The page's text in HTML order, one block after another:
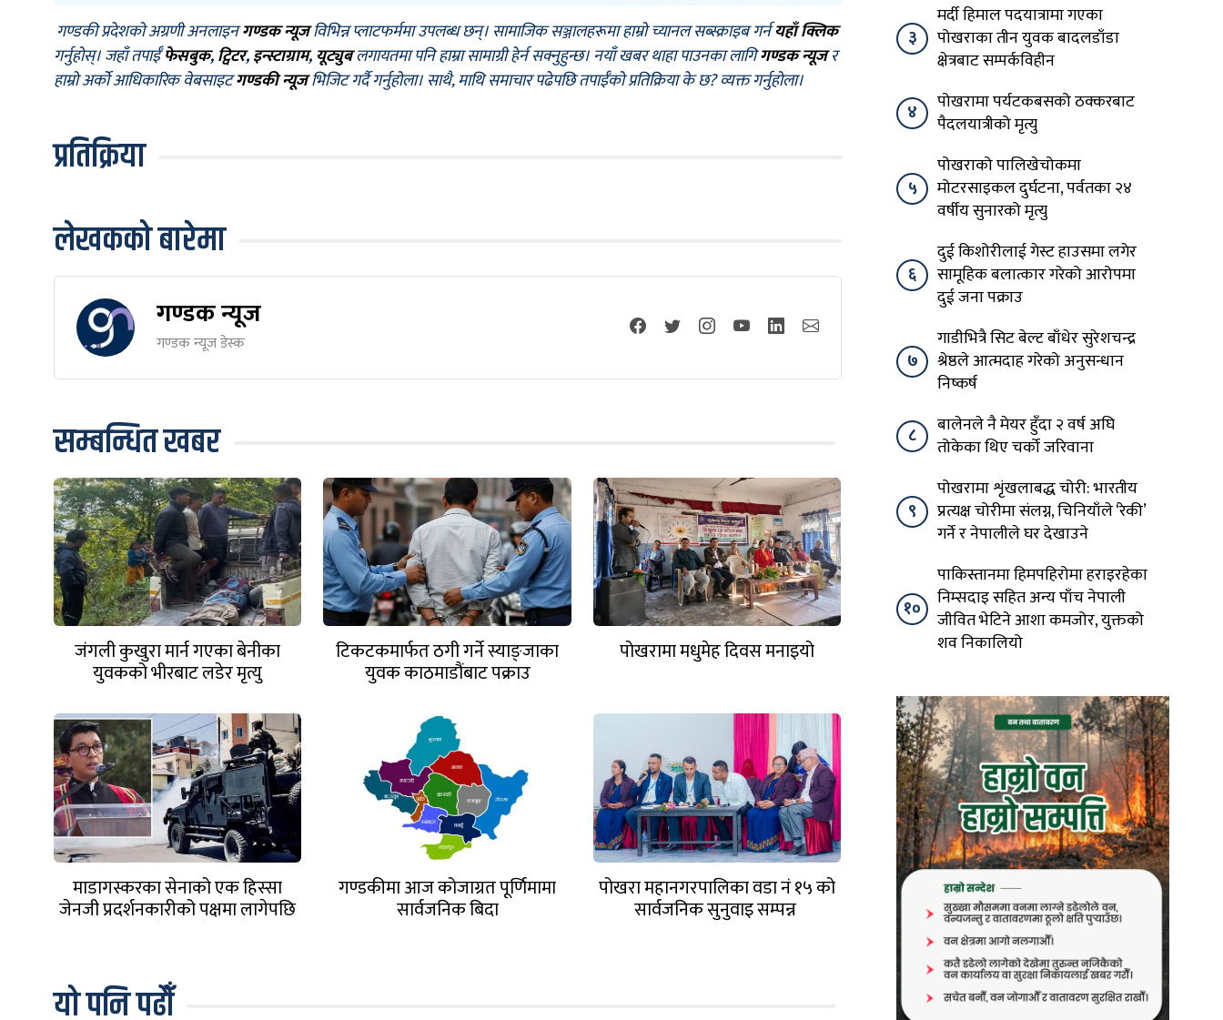
गण्डकी प्रदेशको अग्रणी अनलाइनगण्डक न्यूजविभिन्न प्लाटफर्ममा उपलब्ध छन्। सामाजिक सञ्जालहरूमा हाम्रो च्यानल सब्स्क्राइब गर्नयहाँ क्लिक
गर्नुहोस्। जहाँ तपाईँफेसबुक,ट्विटर,इन्स्टाग्राम, यूट्युबलगायतमा पनि हाम्रा सामाग्री हेर्न सक्नुहुन्छ। नयाँ खबर थाहा पाउनका लागिगण्डक न्यूजर
हाम्रो अर्को आधिकारिक वेबसाइटगण्डकी न्यूजभिजिट गर्दै गर्नुहोला। साथै, माथि समाचार पढेपछि तपाईँको प्रतिक्रिया के छ? व्यक्त गर्नुहोला।
प्रतिक्रिया
लेखकको बारेमा
गण्डक न्यूज
सम्बन्धित खबर
जंगली कुखुरा मार्न गएका बेनीका
युवकको भीरबाट लडेर मृत्यु
टिकटकमार्फत ठगी गर्ने स्याङ्जाका
युवक काठमाडौंबाट पक्राउ
पोखरामा मधुमेह दिवस मनाइयो
राष्ट्रपति देश छाडेर भागे
३
मर्दी हिमाल पदयात्रामा गएका
पोखराका तीन युवक बादलडाँडा
क्षेत्रबाट सम्पर्कविहीन
४
पोखरामा पर्यटकबसको ठक्करबाट
पैदलयात्रीको मृत्यु
५
पोखराको पालिखेचोकमा
मोटरसाइकल दुर्घटना, पर्वतका २४
वर्षीय सुनारको मृत्यु
६
दुई किशोरीलाई गेस्ट हाउसमा लगेर
सामूहिक बलात्कार गरेको आरोपमा
दुई जना पक्राउ
७
गाडीभित्रै सिट बेल्ट बाँधेर सुरेशचन्द्र
श्रेष्ठले आत्मदाह गरेको अनुसन्धान
निष्कर्ष
८
बालेनले नै मेयर हुँदा २ वर्ष अघि
तोकेका थिए चर्को जरिवाना
९
पोखरामा शृंखलाबद्ध चोरी: भारतीय
प्रत्यक्ष चोरीमा संलग्न, चिनियाँले ‘रेकी’
गर्ने र नेपालीले घर देखाउने
१०
पाकिस्तानमा हिमपहिरोमा हराइरहेका
निम्सदाइ सहित अन्य पाँच नेपाली
जीवित भेटिने आशा कमजोर, युक्तको
शव निकालियो